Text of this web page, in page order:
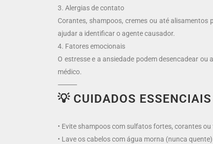
3. Alergias de contato
Corantes, shampoos, cremes ou até
ajudar a identificar o agente causador.
4. Fatores emocionais
O estresse e a ansiedade podem desencadear
médico.
⸻
💡 CUIDADOS
• Evite shampoos com sulfatos fortes, corantes
• Lave os cabelos com água morna (nunca quente)